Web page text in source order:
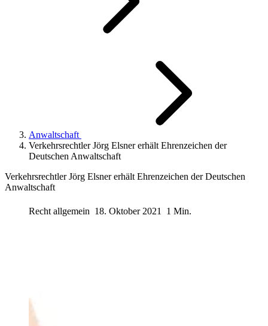
Anwaltschaft
Verkehrsrechtler Jörg Elsner erhält Ehrenzeichen der
Deutschen Anwaltschaft
Verkehrsrechtler Jörg Elsner erhält Ehrenzeichen der Deutschen
Anwaltschaft
Recht allgemein 18. Oktober 2021 1 Min.